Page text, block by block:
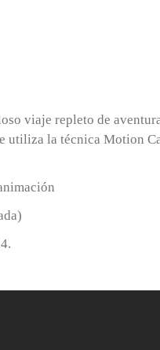
viaje repleto de
utiliza la técnica Motion